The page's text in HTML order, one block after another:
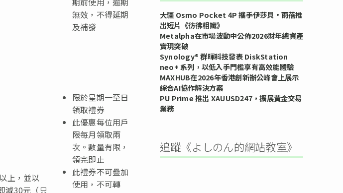
無效，不得延期
及補發
上，並以
減30元（只
限於星期一至日
領取禮券
此優惠每位用戶
限每月領取兩
次。數量有限，
領完即止
此禮券不可疊加
使用，不可轉
大疆 Osmo Pocket 4P 攜手伊莎貝•雨蓓推
出短片《彷彿相識》
Metalpha在市場波動中公佈2026財年總資產
實現突破
Synology® 群暉科技發表 DiskStation
neo+ 系列，以低入手門檻享有高效能體驗
MAXHUB在2026年香港創新辦公峰會上展示
綜合AI協作解決方案
PU Prime 推出 XAUUSD247，擴展黃金交易
業務
追蹤《よしのん的網站教室》